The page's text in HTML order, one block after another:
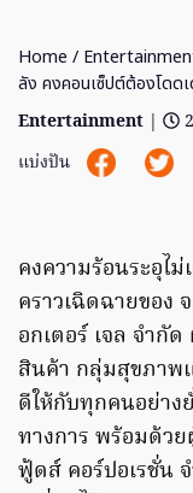
Home /
ลัง คงคอนเซ็ปต์ต้องโดดเ
Entertainment |
แบ่งปัน
คงความร้อนระอุไ
คราวเฉิดฉายของ
อกเตอร์ เจล จำกั
สินค้า กลุ่มสุขภาพ
ดีให้กับทุกคนอย่า
ทางการ พร้อมด้ว
ฟู้ดส์ คอร์ปอเรชั่น